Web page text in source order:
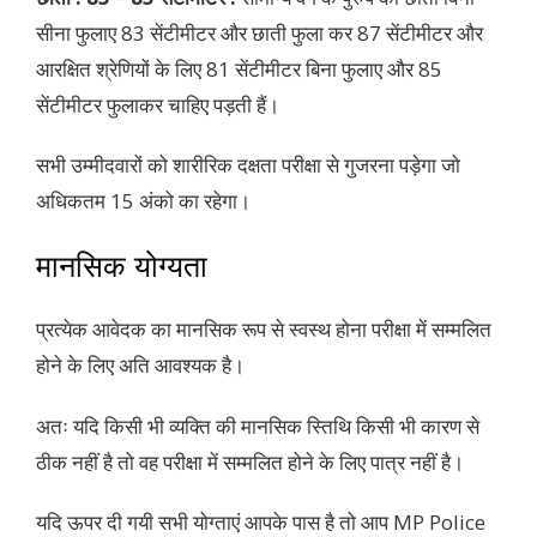
सीना फुलाए 83 सेंटीमीटर और छाती फुला कर 87 सेंटीमीटर और
आरक्षित श्रेणियों के लिए 81 सेंटीमीटर बिना फुलाए और 85
सेंटीमीटर फुलाकर चाहिए पड़ती हैं।
सभी उम्मीदवारों को शारीरिक दक्षता परीक्षा से गुजरना पड़ेगा जो
अधिकतम 15 अंको का रहेगा।
मानसिक योग्यता
प्रत्येक आवेदक का मानसिक रूप से स्वस्थ होना परीक्षा में सम्मलित
होने के लिए अति आवश्यक है।
अतः यदि किसी भी व्यक्ति की मानसिक स्तिथि किसी भी कारण से
ठीक नहीं है तो वह परीक्षा में सम्मलित होने के लिए पात्र नहीं है।
यदि ऊपर दी गयी सभी योग्ताएं आपके पास है तो आप MP Police